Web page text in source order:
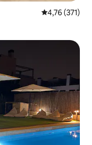
4,76 de
4,76 (371)